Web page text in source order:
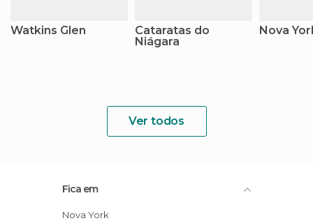
Watkins Glen
Cataratas do
Niágara
Nova
Ver todos
Fica em
Nova York